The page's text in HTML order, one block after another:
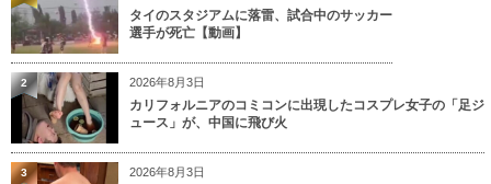
タイのスタジアムに落雷、試合中のサッカー
選手が死亡【動画】
2026年8月3日
カリフォルニアのコミコンに出現したコスプレ女子の「足ジ
ュース」が、中国に飛び火
2
2026年8月3日
3